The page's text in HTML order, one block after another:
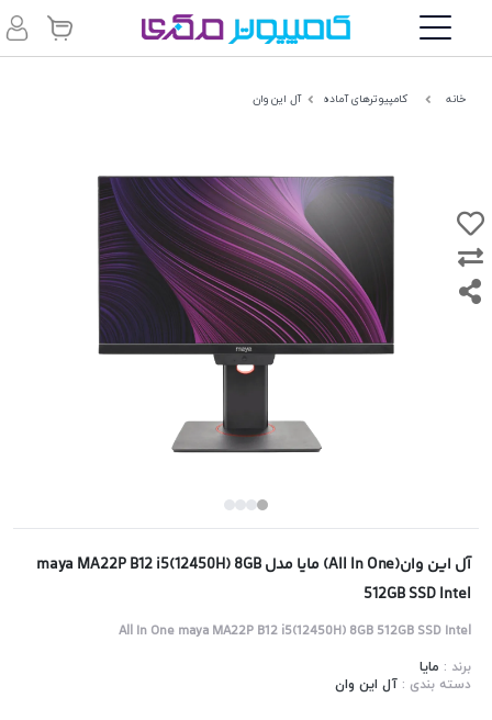
خانه کامپیوترهای آماده آل این وان
آل این وان(All In One) مایا مدل maya MA22P B12 i5(12450H) 8GB
512GB SSD Intel
All In One maya MA22P B12 i5(12450H) 8GB 512GB SSD Intel
برند : مایا
دسته بندی :آل این وان